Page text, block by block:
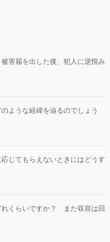
害届を出した後、犯人に逆恨み
ような経緯を辿るのでしょう
じてもらえないときにはどうす
れくらいですか？ また収容は回